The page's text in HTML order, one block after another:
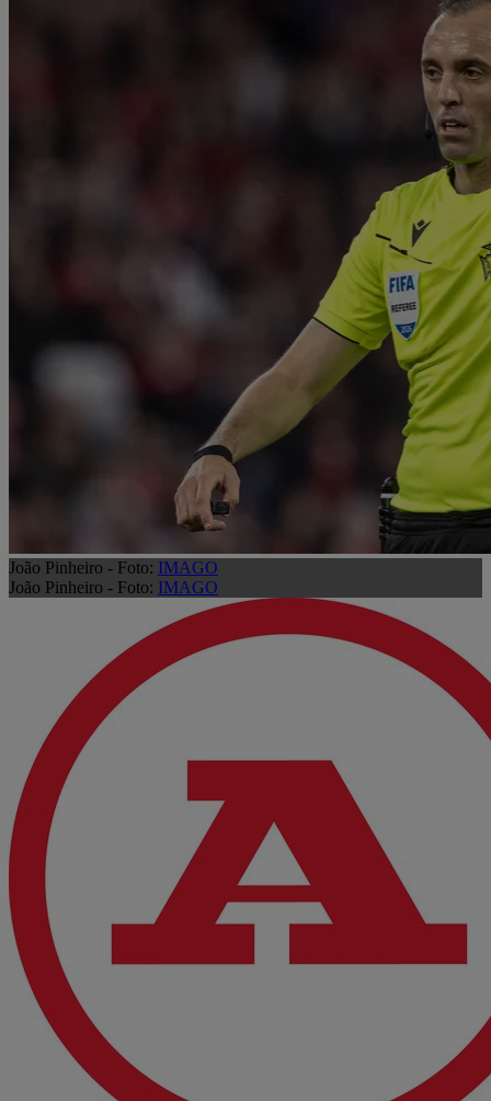
João Pinheiro - Foto: IMAGO
João Pinheiro - Foto: IMAGO